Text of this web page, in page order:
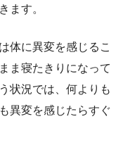
ます。
体に異変を感じるこ
ま寝たきりになって
状況では、何よりも
異変を感じたらすぐ